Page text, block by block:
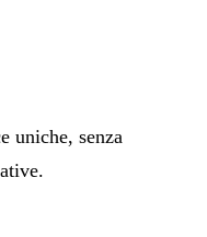
uniche, senza